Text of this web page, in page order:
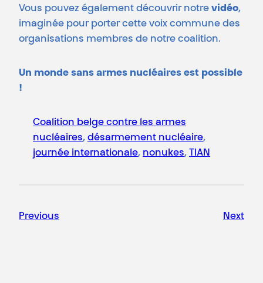
Vous pouvez également découvrir notre vidéo,
imaginée pour porter cette voix commune des
organisations membres de notre coalition.
Un monde sans armes nucléaires est possible
!
Coalition belge contre les armes
nucléaires, désarmement nucléaire
journée internationale, nonukes, TIAN
Previous Next